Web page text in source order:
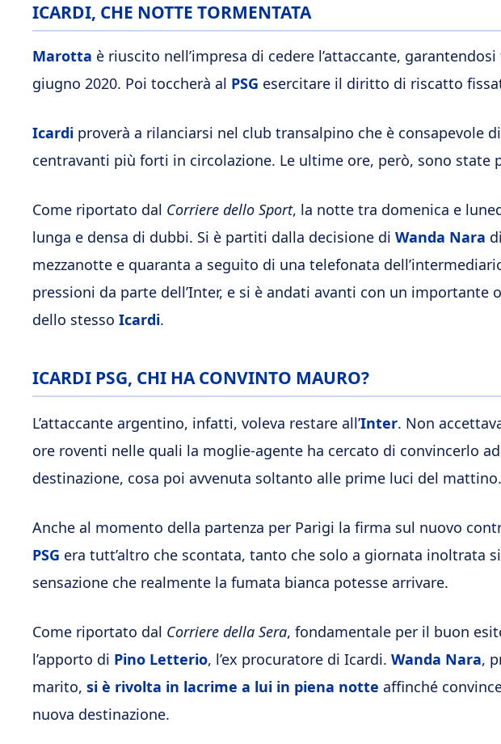
ICARDI, CHE NOTTE TORMENTATA
Marotta è riuscito nell’impresa di cedere l’attaccante,
giugno 2020. Poi toccherà al PSG esercitare il diritto di riscatto
Icardi proverà a rilanciarsi nel club transalpino che è consapevole
centravanti più forti in circolazione. Le ultime ore, però, sono state
Come riportato dal Corriere dello Sport, la notte tra domenica e
lunga e densa di dubbi. Si è partiti dalla decisione di Wanda Nara
mezzanotte e quaranta a seguito di una telefonata
pressioni da parte dell’Inter, e si è andati avanti con un importante
dello stesso Icardi.
ICARDI PSG, CHI HA CONVINTO MAURO?
L’attaccante argentino, infatti, voleva restare all’Inter. Non
ore roventi nelle quali la moglie-agente ha cercato di convincerlo
destinazione, cosa poi avvenuta soltanto alle prime luci del mattino.
Anche al momento della partenza per Parigi la firma sul nuovo
PSG era tutt’altro che scontata, tanto che solo a giornata inoltrata
sensazione che realmente la fumata bianca potesse arrivare.
Come riportato dal Corriere della Sera, fondamentale per il buon
l’apporto di Pino Letterio, l’ex procuratore di Icardi. Wanda Nara,
marito, si è rivolta in lacrime a lui in piena notte affinché
nuova destinazione.